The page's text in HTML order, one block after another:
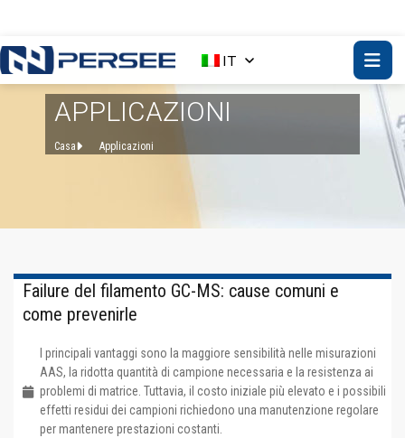
IT
APPLICAZIONI
Casa Applicazioni
Failure del filamento GC-MS: cause comuni e
come prevenirle
I principali vantaggi sono la maggiore sensibilità nelle misurazioni
AAS, la ridotta quantità di campione necessaria e la resistenza ai
problemi di matrice. Tuttavia, il costo iniziale più elevato e i possibili
effetti residui dei campioni richiedono una manutenzione regolare
per mantenere prestazioni costanti.